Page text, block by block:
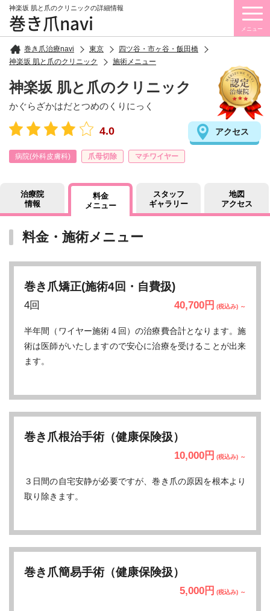
神楽坂 肌と爪のクリニックの詳細情報
巻き爪navi
巻き爪治療navi 東京
四ツ谷・市ヶ谷・飯田橋
神楽坂 肌と爪のクリニック
施術メニュー
神楽坂 肌と爪のクリニック
かぐらざかはだとつめのくりにっく
4.0 アクセス
病院(外科皮膚科) 爪母切除 マチワイヤー
治療院
情報
料金
メニュー
スタッフ
ギャラリー
地図
アクセス
料金・施術メニュー
巻き爪矯正(施術4回・自費扱)
40,700円 (税込み) ～
4回
半年間（ワイヤー施術４回）の治療費合計となります。施
術は医師がいたしますので安心に治療を受けることが出来
ます。
巻き爪根治手術（健康保険扱）
10,000円 (税込み) ～
３日間の自宅安静が必要ですが、巻き爪の原因を根本より
取り除きます。
巻き爪簡易手術（健康保険扱）
5,000円 (税込み) ～
メニュー